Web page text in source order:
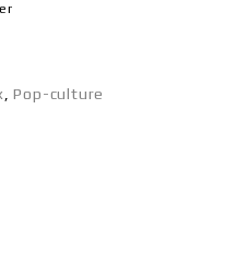
,Pop-culture